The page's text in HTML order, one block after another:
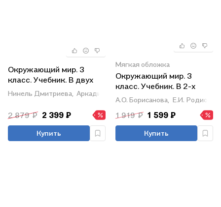
Окружающий мир. 3
класс. Учебник. В двух
частях. Часть 2
Нинель Дмитриева, Аркадий Казаков
2 879 ₽ 2 399 ₽
Купить
Мягкая обложка
Окружающий мир. 3
класс. Учебник. В 2-х
частях. Часть 2
А.О. Борисанова, Е.И.
1 919 ₽ 1 599 ₽
Купить